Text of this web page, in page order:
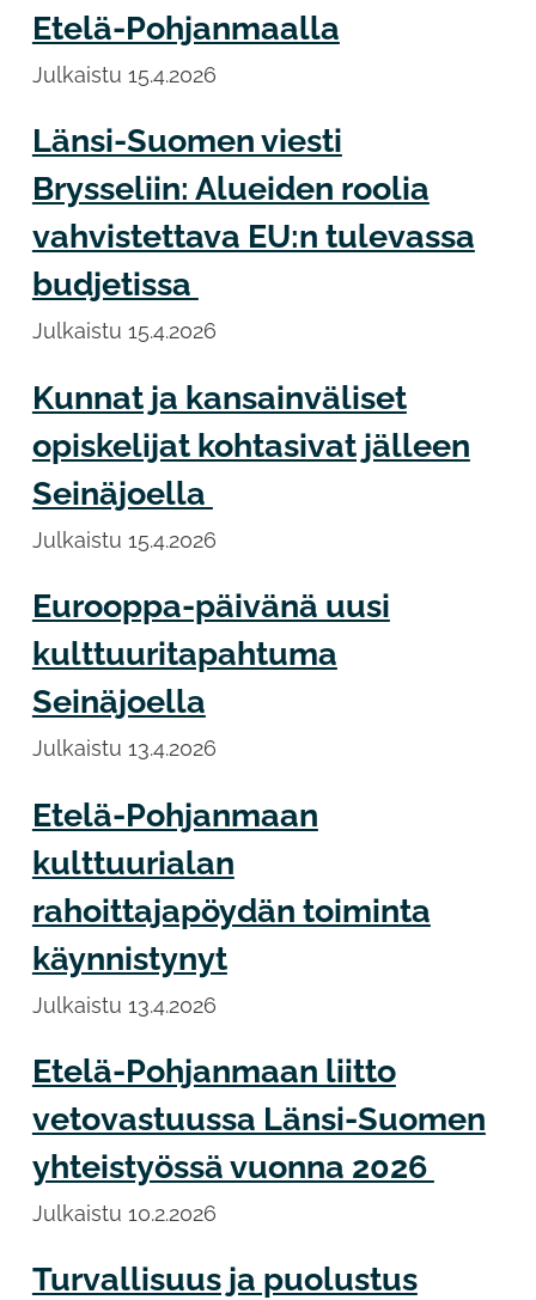
Etelä-Pohjanmaalla
Julkaistu 15.4.2026
Länsi-Suomen viesti
Brysseliin: Alueiden roolia
vahvistettava EU:n tulevassa
budjetissa
Julkaistu 15.4.2026
Kunnat ja kansainväliset
opiskelijat kohtasivat jälleen
Seinäjoella
Julkaistu 15.4.2026
Eurooppa-päivänä uusi
kulttuuritapahtuma
Seinäjoella
Julkaistu 13.4.2026
Etelä-Pohjanmaan
kulttuurialan
rahoittajapöydän toiminta
käynnistynyt
Julkaistu 13.4.2026
Etelä-Pohjanmaan liitto
vetovastuussa Länsi-Suomen
yhteistyössä vuonna 2026
Julkaistu 10.2.2026
Turvallisuus ja puolustus